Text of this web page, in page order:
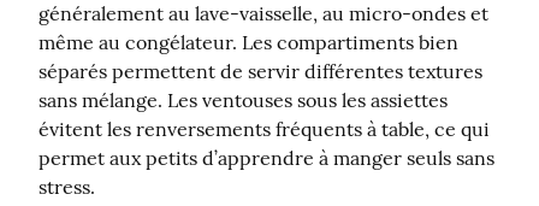
généralement au lave-vaisselle, au micro-ondes et
même au congélateur. Les compartiments bien
séparés permettent de servir différentes textures
sans mélange. Les ventouses sous les assiettes
évitent les renversements fréquents à table, ce qui
permet aux petits d’apprendre à manger seuls sans
stress.